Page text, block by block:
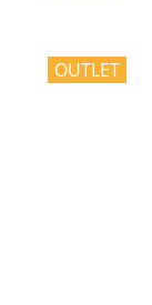
OUTLET